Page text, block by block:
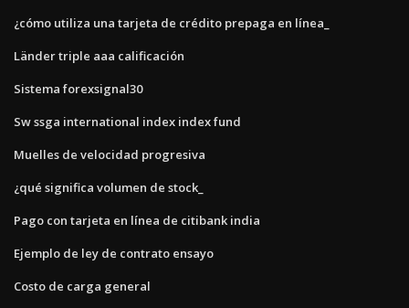
¿cómo utiliza una tarjeta de crédito prepaga en línea_
Länder triple aaa calificación
Sistema forexsignal30
Sw ssga international index index fund
Muelles de velocidad progresiva
¿qué significa volumen de stock_
Pago con tarjeta en línea de citibank india
Ejemplo de ley de contrato ensayo
Costo de carga general